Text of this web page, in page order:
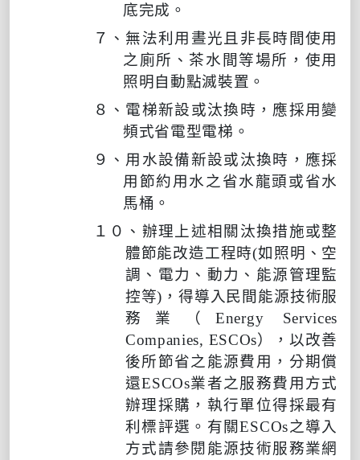
底完成。
７、無法利用晝光且非長時間使用
之廁所、茶水間等場所，使用
照明自動點滅裝置。
８、電梯新設或汰換時，應採用變
頻式省電型電梯。
９、用水設備新設或汰換時，應採
用節約用水之省水龍頭或省水
馬桶。
１０、辦理上述相關汰換措施或整
體節能改造工程時(如照明、空
調、電力、動力、能源管理監
控等) ，得導入民間能源技術服
務業（Energy Services
Companies, ESCOs），以改善
後所節省之能源費用，分期償
還ESCOs業者之服務費用方式
辦理採購，執行單位得採最有
利標評選。有關ESCOs之導入
方式請參閱能源技術服務業網